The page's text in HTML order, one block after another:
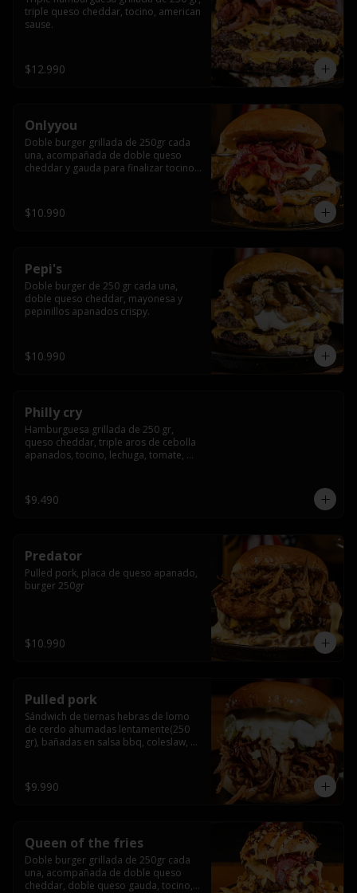
triple queso cheddar, tocino, american
sause.
$12.990
Onlyyou
Doble burger grillada de 250gr cada
una, acompañada de doble queso
cheddar y gauda para finalizar tocino
$10.990
Pepi's
Doble burger de 250 gr cada una,
doble queso cheddar, mayonesa y
pepinillos apanados crispy.
$10.990
Philly cry
Hamburguesa grillada de 250 gr,
queso cheddar, triple aros de cebolla
apanados, tocino, lechuga, tomate,
$9.490
Predator
Pulled pork, placa de queso apanado,
burger 250gr
$10.990
Pulled pork
Sándwich de tiernas hebras de lomo
de cerdo ahumadas lentamente(250
gr), bañadas en salsa bbq, coleslaw,
$9.990
Queen of the fries
Doble burger grillada de 250gr cada
una, acompañada de doble queso
cheddar, doble queso gauda, tocino,